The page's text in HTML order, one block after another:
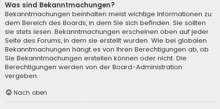
Was sind Bekanntmachungen?
Bekanntmachungen beinhalten meist wichtige Informationen zu
dem Bereich des Boards, in dem Sie sich befinden. Sie sollten
sie stets lesen. Bekanntmachungen erscheinen oben auf jeder
Seite des Forums, in dem sie erstellt wurden. Wie bei globalen
Bekanntmachungen hängt es von Ihren Berechtigungen ab, ob
Sie Bekanntmachungen erstellen können oder nicht. Die
Berechtigungen werden von der Board-Administration
vergeben.
Nach oben